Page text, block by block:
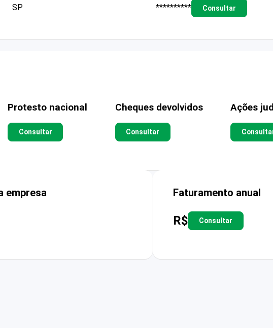
SP
**********
Consultar
Protesto nacional
Consultar
Cheques devolvidos
Consultar
Ações
empresa Faturamento anual
R$ Consultar